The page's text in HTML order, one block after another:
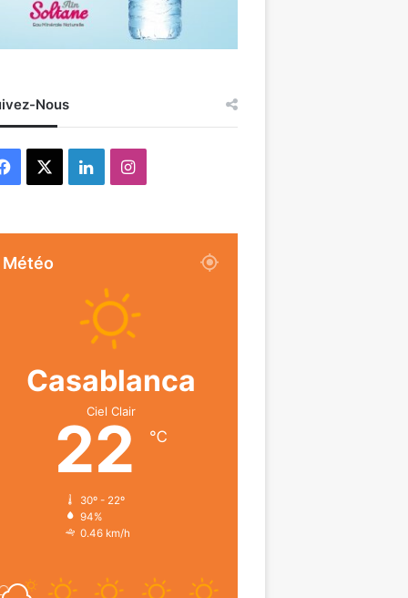
Nous
Facebook LinkedinInstagram
Météo
Casablanca
Ciel Clair
22 ℃
30º - 22º
94%
0.46 km/h